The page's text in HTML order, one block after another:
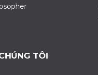
TÔI